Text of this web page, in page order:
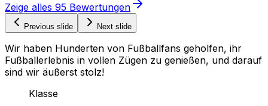
Zeige alles 95 Bewertungen
Previous slide Next slide
Wir haben Hunderten von Fußballfans geholfen, ihr
Fußballerlebnis in vollen Zügen zu genießen, und darauf
sind wir äußerst stolz!
Klasse